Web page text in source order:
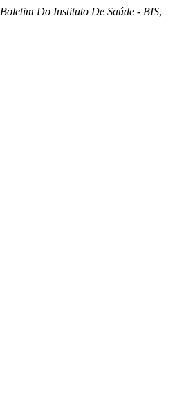
Boletim Do Instituto De Saúde - BIS,